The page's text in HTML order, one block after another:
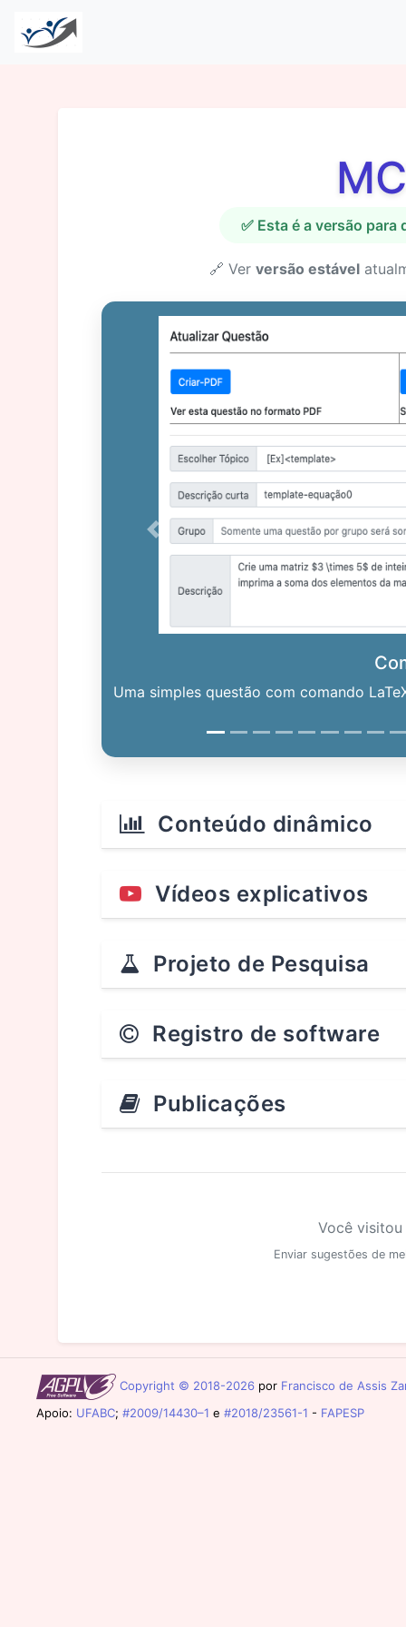
✅ Esta é a versão
🔗 Ver versão estável
Uma simples questão com comando
Previous
Conteúdo dinâmico
Vídeos explicativos
Projeto de Pesquisa
Registro de software
Publicações
Você
Enviar sugestões de
Copyright © 2018-2026 por Francisco de Assis
Apoio: UFABC; #2009/14430–1 e #2018/23561-1 - FAPESP